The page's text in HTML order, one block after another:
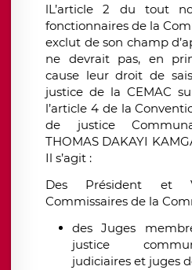
lL’article 2 du tout
fonctionnaires de la
exclut de son champ
ne devrait pas, en
cause leur droit de
justice de la CEMAC
l’article 4 de la
de justice
THOMAS DAKAYI
Il s’agit :
Des Président et
Commissaires de la
des Juges
justice
judiciaires et juges